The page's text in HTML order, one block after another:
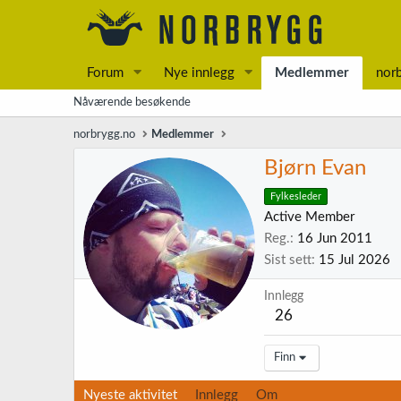
Forum Nye innlegg Medlemmer
Nåværende besøkende
norbrygg.no Medlemmer
Bjørn Evan
Fylkesleder
Active Member
Reg.
16 Jun 2011
Sist sett 15 Jul 2026
Innlegg
26
Finn
Nyeste aktivitet Innlegg Om